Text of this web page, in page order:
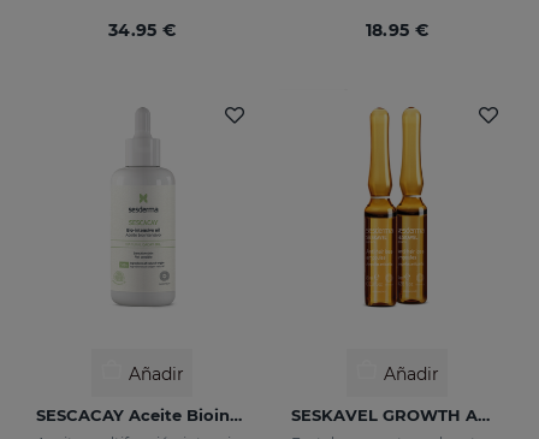
34.95 € 18.95 €
Añadir
SESCACAY Aceite Biointensivo
Añadir
SESKAVEL GROWTH Ampollas Anticaída